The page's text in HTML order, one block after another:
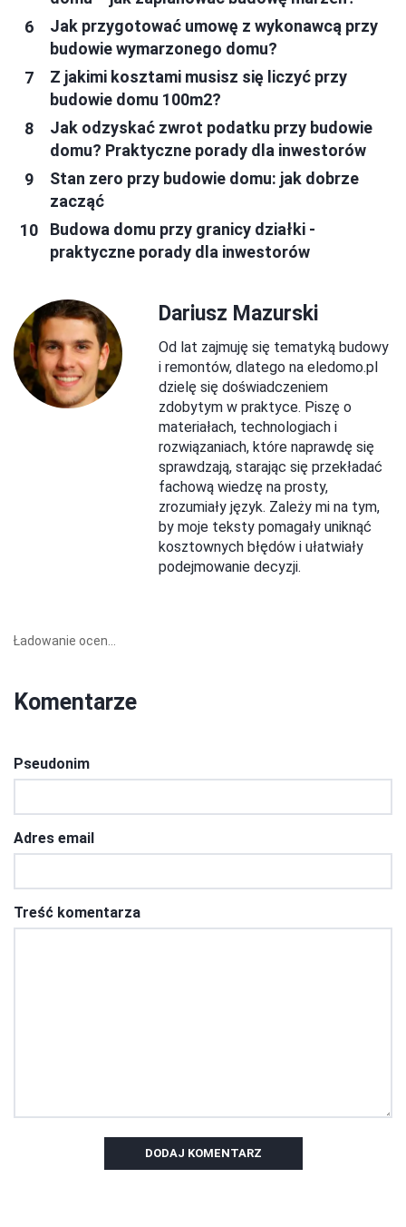
Jak przygotować umowę z wykonawcą przy
budowie wymarzonego domu?
Z jakimi kosztami musisz się liczyć przy
budowie domu 100m2?
Jak odzyskać zwrot podatku przy budowie
domu? Praktyczne porady dla inwestorów
Stan zero przy budowie domu: jak dobrze
zacząć
Budowa domu przy granicy działki -
praktyczne porady dla inwestorów
Dariusz Mazurski
Od lat zajmuję się tematyką budowy
i remontów, dlatego na eledomo.pl
dzielę się doświadczeniem
zdobytym w praktyce. Piszę o
materiałach, technologiach i
rozwiązaniach, które naprawdę się
sprawdzają, starając się przekładać
fachową wiedzę na prosty,
zrozumiały język. Zależy mi na tym,
by moje teksty pomagały uniknąć
kosztownych błędów i ułatwiały
podejmowanie decyzji.
Ładowanie ocen...
Komentarze
Pseudonim
Adres email
Treść komentarza
DODAJ KOMENTARZ